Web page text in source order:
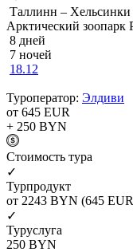
Таллинн – Хельсинки
Арктический зоопарк
8 дней
7 ночей
18.12
Туроператор: Элдиви
от 645 EUR
+ 250 BYN
Cтоимость тура
✓
Турпродукт
от 2243 BYN (645
✓
Туруслуга
250 BYN